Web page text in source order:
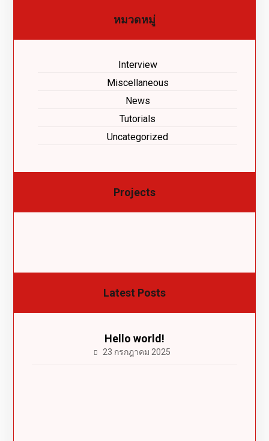
หมวดหมู่
Interview
Miscellaneous
News
Tutorials
Uncategorized
Projects
Latest Posts
Hello world!
23 กรกฎาคม 2025